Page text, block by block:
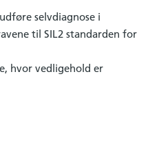
selvdiagnose i
til SIL2 standarden for
hvor vedligehold er